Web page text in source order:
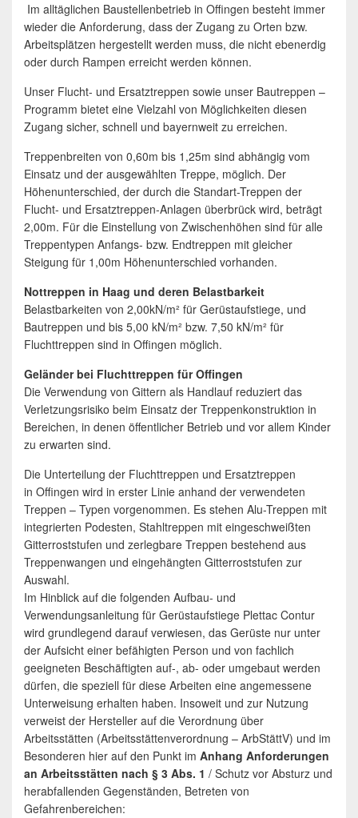
Im alltäglichen Baustellenbetrieb in Offingen besteht immer
wieder die Anforderung, dass der Zugang zu Orten bzw.
Arbeitsplätzen hergestellt werden muss, die nicht ebenerdig
oder durch Rampen erreicht werden können.
Unser Flucht- und Ersatztreppen sowie unser Bautreppen –
Programm bietet eine Vielzahl von Möglichkeiten diesen
Zugang sicher, schnell und bayernweit zu erreichen.
Treppenbreiten von 0,60m bis 1,25m sind abhängig vom
Einsatz und der ausgewählten Treppe, möglich. Der
Höhenunterschied, der durch die Standart-Treppen der
Flucht- und Ersatztreppen-Anlagen überbrück wird, beträgt
2,00m. Für die Einstellung von Zwischenhöhen sind für alle
Treppentypen Anfangs- bzw. Endtreppen mit gleicher
Steigung für 1,00m Höhenunterschied vorhanden.
Nottreppen in Haag und deren Belastbarkeit
Belastbarkeiten von 2,00kN/m² für Gerüstaufstiege, und
Bautreppen und bis 5,00 kN/m² bzw. 7,50 kN/m² für
Fluchttreppen sind in Offingen möglich.
Geländer bei Fluchttreppen für Offingen
Die Verwendung von Gittern als Handlauf reduziert das
Verletzungsrisiko beim Einsatz der Treppenkonstruktion in
Bereichen, in denen öffentlicher Betrieb und vor allem Kinder
zu erwarten sind.
Die Unterteilung der Fluchttreppen und Ersatztreppen
in Offingen wird in erster Linie anhand der verwendeten
Treppen – Typen vorgenommen. Es stehen Alu-Treppen mit
integrierten Podesten, Stahltreppen mit eingeschweißten
Gitterroststufen und zerlegbare Treppen bestehend aus
Treppenwangen und eingehängten Gitterroststufen zur
Auswahl.
Im Hinblick auf die folgenden Aufbau- und
Verwendungsanleitung für Gerüstaufstiege Plettac Contur
wird grundlegend darauf verwiesen, das Gerüste nur unter
der Aufsicht einer befähigten Person und von fachlich
geeigneten Beschäftigten auf-, ab- oder umgebaut werden
dürfen, die speziell für diese Arbeiten eine angemessene
Unterweisung erhalten haben. Insoweit und zur Nutzung
verweist der Hersteller auf die Verordnung über
Arbeitsstätten (Arbeitsstättenverordnung – ArbStättV) und im
Besonderen hier auf den Punkt im Anhang Anforderungen
an Arbeitsstätten nach § 3 Abs. 1 / Schutz vor Absturz und
herabfallenden Gegenständen, Betreten von
Gefahrenbereichen: